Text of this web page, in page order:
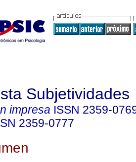
Subjetividades
impresa ISSN 2359-
2359-0777